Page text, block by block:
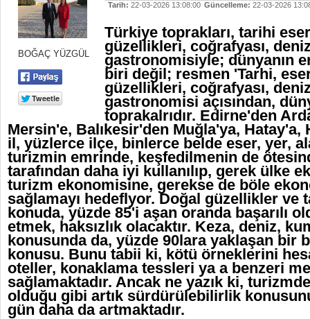
BOĞAÇ YÜZGÜL
Tarih: 22-03-2026 13:08:00 Güncelleme: 22-03-2026
Türkiye toprakları, tarihi
güzellikleri, coğrafyası,
gastronomisiyle; dünyanın
biri değil; resmen 'Tarhi,
güzellikleri, coğrafyası,
gastronomisi açısından,
toprakalrıdır. Edirne'den
Mersin'e, Balıkesir'den Muğla'ya, Hatay'a,
il, yüzlerce ilçe, binlerce belde eser, yer,
turizmin emrinde, keşfedilmenin de
tarafından daha iyi kullanılıp, gerek ülke
turizm ekonomisine, gerekse de böle
sağlamayı hedeflyor. Doğal güzellikler
konuda, yüzde 85'i aşan oranda başarılı
etmek, haksızlık olacaktır. Keza, deniz,
konusunda da, yüzde 90lara yaklaşan bir
konusu. Bunu tabii ki, kötü örneklerini
oteller, konaklama tessleri ya a benzeri
sağlamaktadır. Ancak ne yazık ki,
olduğu gibi artık sürdürülebilirlik
gün daha da artmaktadır.